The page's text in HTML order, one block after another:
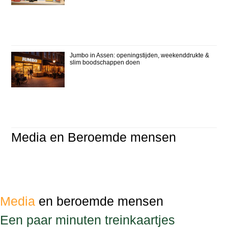
Jumbo in Assen: openingstijden, weekenddrukte &
slim boodschappen doen
Media en Beroemde mensen
Media en beroemde mensen
Een paar minuten treinkaartjes